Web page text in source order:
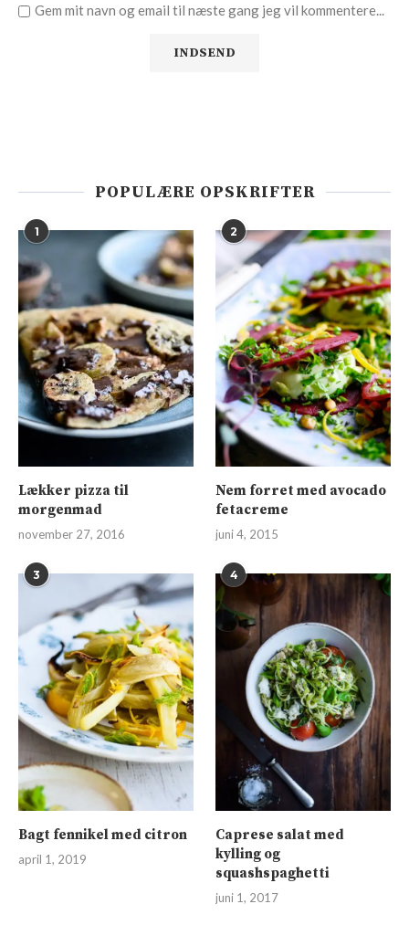
Gem mit navn og email til næste gang jeg vil kommentere...
POPULÆRE OPSKRIFTER
1
Lækker pizza til
morgenmad
november 27, 2016
2
Nem forret med avocado
fetacreme
juni 4, 2015
3
Bagt fennikel med citron
april 1, 2019
4
Caprese salat med
kylling og
squashspaghetti
juni 1, 2017